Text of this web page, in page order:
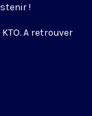
!
A retrouver